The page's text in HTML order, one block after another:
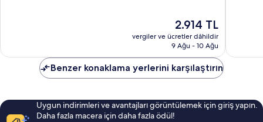
Güncel
fiyat:
2.914 TL
2.914 TL
vergiler ve ücretler dâhildir
9 Ağu - 10 Ağu
Benzer konaklama yerlerini karşılaştırın
Uygun indirimleri ve avantajları görüntülemek için giriş yapın.
Daha fazla macera için daha fazla ödül!